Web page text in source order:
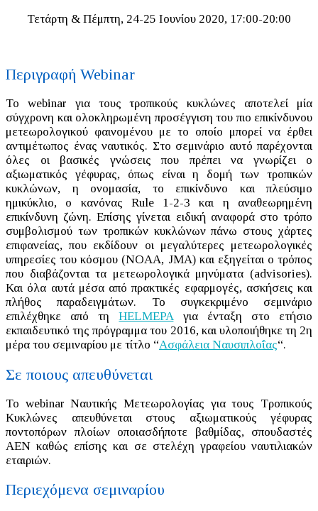
Τετάρτη & Πέμπτη, 24-25 Ιουνίου 2020, 17:00-20:00
Περιγραφή Webinar
Το webinar για τους τροπικούς κυκλώνες αποτελεί μία
σύγχρονη και ολοκληρωμένη προσέγγιση του πιο επικίνδυνου
μετεωρολογικού φαινομένου με το οποίο μπορεί να έρθει
αντιμέτωπος ένας ναυτικός. Στο σεμινάριο αυτό παρέχονται
όλες οι βασικές γνώσεις που πρέπει να γνωρίζει ο
αξιωματικός γέφυρας, όπως είναι η δομή των τροπικών
κυκλώνων, η ονομασία, το επικίνδυνο και πλεύσιμο
ημικύκλιο, ο κανόνας Rule 1-2-3 και η αναθεωρημένη
επικίνδυνη ζώνη. Επίσης γίνεται ειδική αναφορά στο τρόπο
συμβολισμού των τροπικών κυκλώνων πάνω στους χάρτες
επιφανείας, που εκδίδουν οι μεγαλύτερες μετεωρολογικές
υπηρεσίες του κόσμου (NOAA, JMA) και εξηγείται ο τρόπος
που διαβάζονται τα μετεωρολογικά μηνύματα (advisories).
Και όλα αυτά μέσα από πρακτικές εφαρμογές, ασκήσεις και
πλήθος παραδειγμάτων. Το συγκεκριμένο σεμινάριο
επιλέχθηκε από τηHELMEPAγια ένταξη στο ετήσιο
εκπαιδευτικό της πρόγραμμα του 2016, και υλοποιήθηκε τη 2η
μέρα του σεμιναρίου με τίτλο “Ασφάλεια Ναυσιπλοΐας“.
Σε ποιους απευθύνεται
Το webinar Ναυτικής Μετεωρολογίας για τους Τροπικούς
Κυκλώνες απευθύνεται στους αξιωματικούς γέφυρας
ποντοπόρων πλοίων οποιασδήποτε βαθμίδας, σπουδαστές
ΑΕΝ καθώς επίσης και σε στελέχη γραφείου ναυτιλιακών
εταιριών.
Περιεχόμενα σεμιναρίου